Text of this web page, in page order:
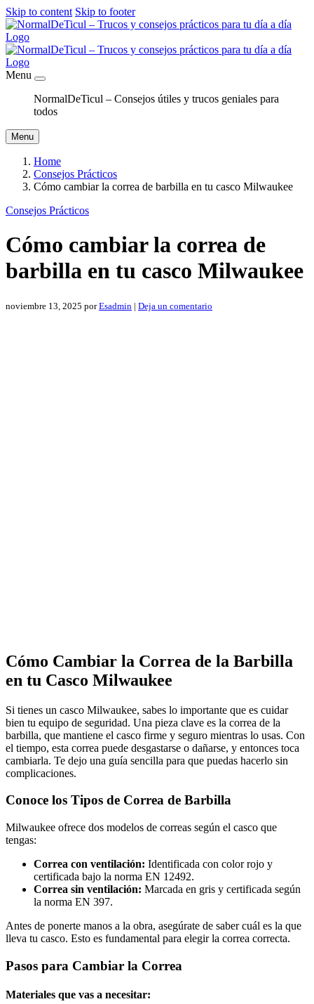
Skip to content Skip to footer
Menu
NormalDeTicul – Consejos útiles y trucos geniales para
todos
Menu
Home
Consejos Prácticos
Cómo cambiar la correa de barbilla en tu casco Milwaukee
Consejos Prácticos
Cómo cambiar la correa de
barbilla en tu casco Milwaukee
noviembre 13, 2025 porEsadmin | Deja un comentario
Cómo Cambiar la Correa de la Barbilla
en tu Casco Milwaukee
Si tienes un casco Milwaukee, sabes lo importante que es cuidar
bien tu equipo de seguridad. Una pieza clave es la correa de la
barbilla, que mantiene el casco firme y seguro mientras lo usas. Con
el tiempo, esta correa puede desgastarse o dañarse, y entonces toca
cambiarla. Te dejo una guía sencilla para que puedas hacerlo sin
complicaciones.
Conoce los Tipos de Correa de Barbilla
Milwaukee ofrece dos modelos de correas según el casco que
tengas:
Correa con ventilación: Identificada con color rojo y
certificada bajo la norma EN 12492.
Correa sin ventilación: Marcada en gris y certificada según
la norma EN 397.
Antes de ponerte manos a la obra, asegúrate de saber cuál es la que
lleva tu casco. Esto es fundamental para elegir la correa correcta.
Pasos para Cambiar la Correa
Materiales que vas a necesitar: